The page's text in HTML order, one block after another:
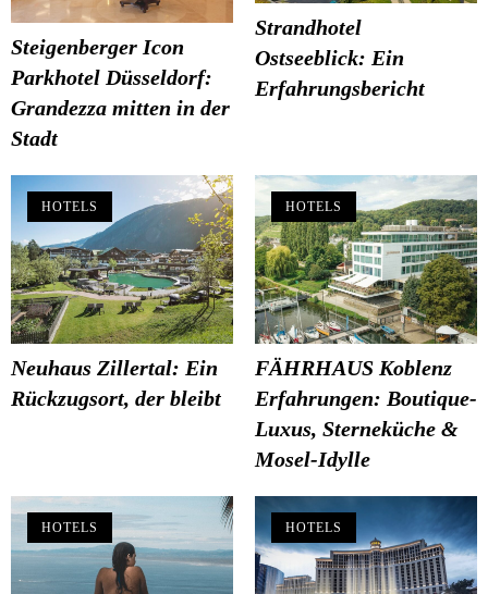
Steigenberger Icon
Parkhotel Düsseldorf:
Grandezza mitten in der
Stadt
Strandhotel
Ostseeblick: Ein
Erfahrungsbericht
HOTELS
Neuhaus Zillertal: Ein
Rückzugsort, der bleibt
HOTELS
FÄHRHAUS Koblenz
Erfahrungen: Boutique-
Luxus, Sterneküche &
Mosel-Idylle
HOTELS HOTELS